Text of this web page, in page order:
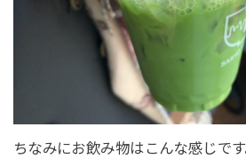
ちなみにお飲み物はこんな感じで